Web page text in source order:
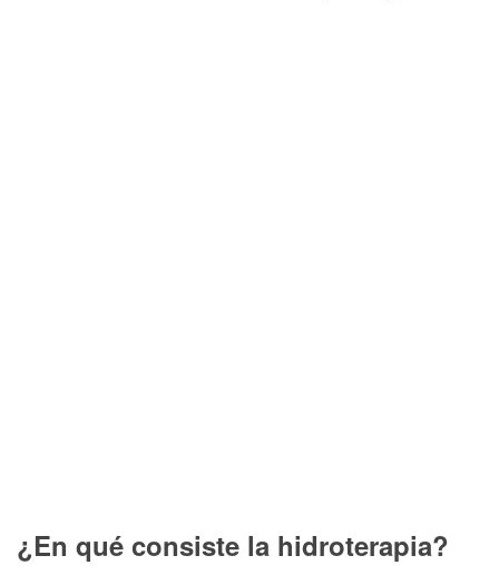
¿En qué consiste la hidroterapia?